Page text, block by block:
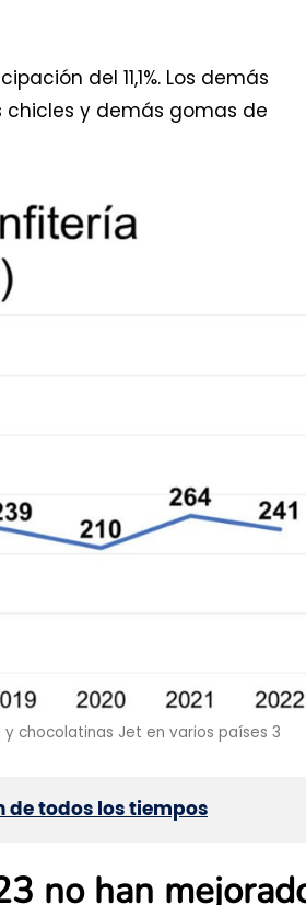
del 11,1%. Los demás
chicles y demás gomas de
y chocolatinas Jet en varios países 3
de todos los tiempos
no han